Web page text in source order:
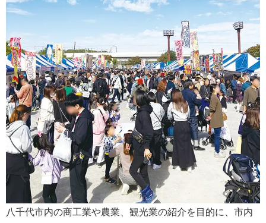
八千代市内の商工業や農業、観光業の紹介を目的に、市内